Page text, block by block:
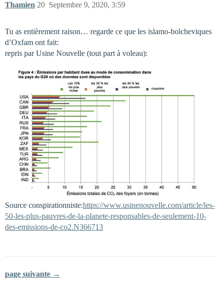
Thamien Septembre 9, 2020, 3:59
20
Tu as entièrement raison… regarde ce que les islamo-bolcheviques
d’Oxfam ont fait:
repris par Usine Nouvelle (tout part à voleau):
Source conspirationniste:https://www.usinenouvelle.com/article/les-
50-les-plus-pauvres-de-la-planete-responsables-de-seulement-10-
des-emissions-de-co2.N366713
page suivante →